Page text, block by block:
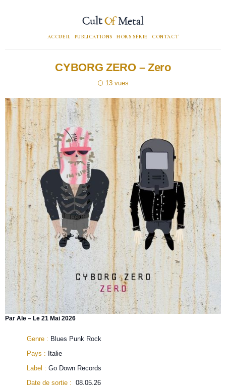
ACCUEIL PUBLICATIONS HORS SÉRIE CONTACT
CYBORG ZERO – Zero
13
Par Ale – Le 21 Mai 2026
Genre : Blues Punk Rock
Pays : Italie
Label : Go Down Records
Date de sortie : 08.05.26